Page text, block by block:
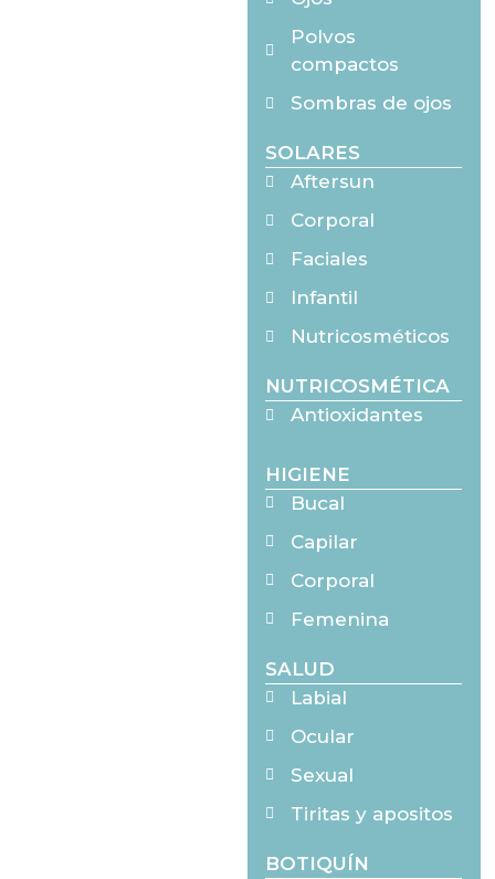
Polvos
compactos
Sombras de ojos
SOLARES
Aftersun
Corporal
Faciales
Infantil
Nutricosméticos
NUTRICOSMÉTICA
Antioxidantes
HIGIENE
Bucal
Capilar
Corporal
Femenina
SALUD
Labial
Ocular
Sexual
Tiritas y apositos
BOTIQUÍN